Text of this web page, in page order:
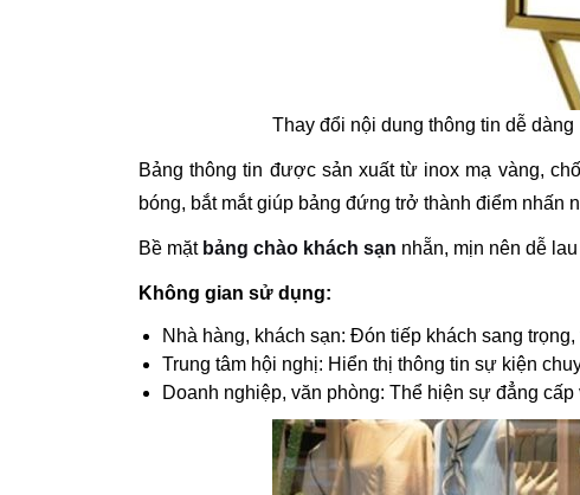
Thay đổi nội dung thông tin dễ dàng
Bảng thông tin được sản xuất từ inox mạ vàng,
bóng, bắt mắt giúp bảng đứng trở thành điểm nhấn
Bề mặt bảng chào khách sạn nhẵn, mịn nên dễ
Không gian sử dụng:
Nhà hàng, khách sạn: Đón tiếp khách sang
Trung tâm hội nghị: Hiển thị thông tin sự kiện
Doanh nghiệp, văn phòng: Thể hiện sự đẳng cấp